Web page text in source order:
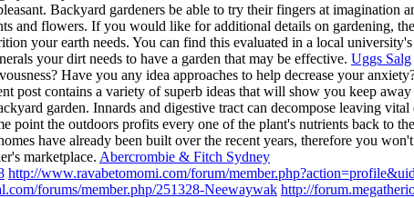
Backyard gardeners be able to try their fingers at
and flowers. If you would like for additional details on gardening,
your earth needs. You can find this evaluated in a local
your dirt needs to have a garden that may be effective. Uggs Salg
Have you any idea approaches to help decrease your
post contains a variety of superb ideas that will show you keep
garden. Innards and digestive tract can decompose leaving
point the outdoors profits every one of the plant's nutrients back to
have already been built over the recent years, therefore you
marketplace. Abercrombie & Fitch Sydney
http://www.ravabetomomi.com/forum/
forums/member.php/251328-Neewaywak http://